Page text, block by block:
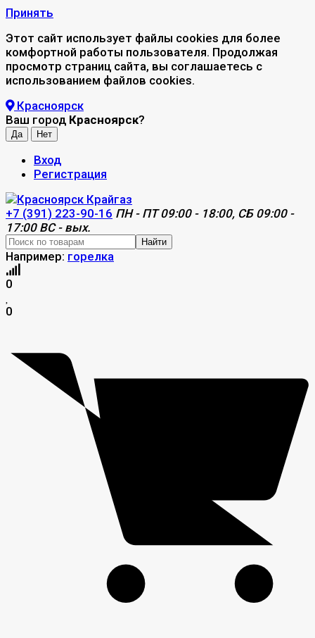
Принять
Этот сайт использует файлы cookies для более
комфортной работы пользователя. Продолжая
просмотр страниц сайта, вы соглашаетесь с
использованием файлов cookies.
Красноярск
Ваш город Красноярск?
Вход
Регистрация
+7 (391) 223-90-16 ПН - ПТ 09:00 - 18:00, СБ 09:00 -
17:00 ВС - вых.
Найти
Например: горелка
0
0